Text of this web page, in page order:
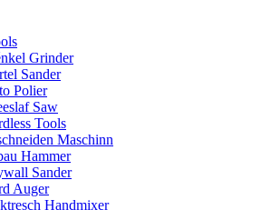
Grinder
Sander
Polier
Saw
Tools
Maschinn
Hammer
Sander
Auger
Handmixer